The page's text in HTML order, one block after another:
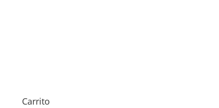
Carrito